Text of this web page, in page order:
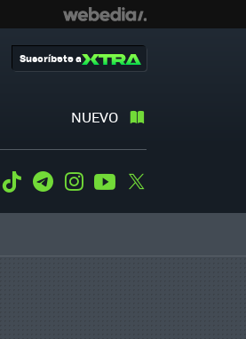
NUEVO
Suscríbete a
WhatsApp
Tiktok TelegramInstagramYoutube